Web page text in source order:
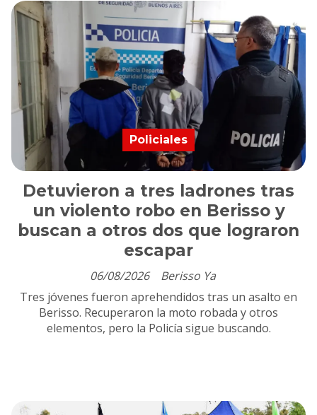
Detuvieron a tres ladrones tras
un violento robo en Berisso y
buscan a otros dos que lograron
escapar
Berisso Ya
Policiales
06/08/2026
Tres jóvenes fueron aprehendidos tras un asalto en
Berisso. Recuperaron la moto robada y otros
elementos, pero la Policía sigue buscando.